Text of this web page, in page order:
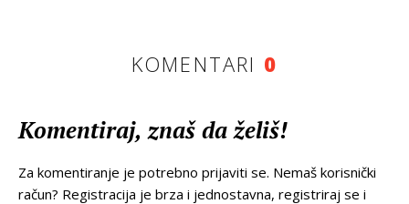
KOMENTARI 0
Komentiraj, znaš da želiš!
Za komentiranje je potrebno prijaviti se. Nemaš korisnički
račun? Registracija je brza i jednostavna, registriraj se i